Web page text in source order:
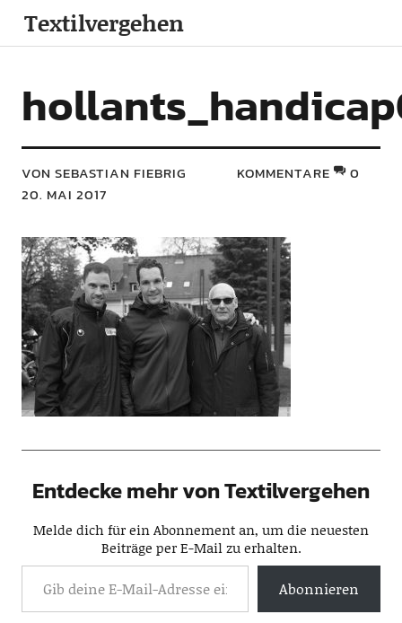
Textilvergehen
VON SEBASTIAN FIEBRIG
20. MAI 2017
KOMMENTARE 0
Entdecke mehr von Textilvergehen
Melde dich für ein Abonnement an, um die neuesten
Beiträge per E-Mail zu erhalten.
Abonnieren